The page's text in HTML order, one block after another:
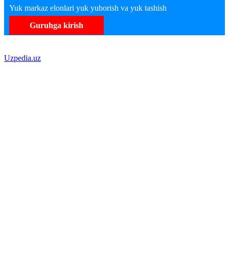
Yuk markaz elonlari yuk yuborish va yuk tashish
Guruhga kirish
Uzpedia.uz